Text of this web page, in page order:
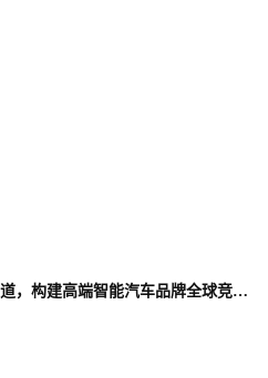
对话赛力斯康波：以ESG之道，构建高端智能汽车品牌全球竞争力